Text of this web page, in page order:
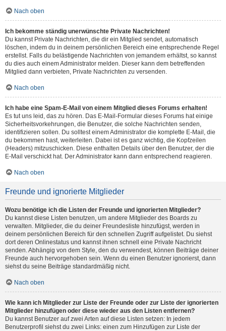
Nach oben
Ich bekomme ständig unerwünschte Private Nachrichten!
Du kannst Private Nachrichten, die dir ein Mitglied sendet, automatisch
löschen, indem du in deinem persönlichen Bereich eine entsprechende Regel
erstellst. Falls du belästigende Nachrichten von jemandem erhältst, so kannst
du dies auch einem Administrator melden. Dieser kann dem betreffenden
Mitglied dann verbieten, Private Nachrichten zu versenden.
Nach oben
Ich habe eine Spam-E-Mail von einem Mitglied dieses Forums erhalten!
Es tut uns leid, das zu hören. Das E-Mail-Formular dieses Forums hat einige
Sicherheitsvorkehrungen, die Benutzer, die solche Nachrichten senden,
identifizieren sollen. Du solltest einem Administrator die komplette E-Mail, die
du bekommen hast, weiterleiten. Dabei ist es ganz wichtig, die Kopfzeilen
(Headers) mitzuschicken. Diese enthalten Details über den Benutzer, der die
E-Mail verschickt hat. Der Administrator kann dann entsprechend reagieren.
Nach oben
Freunde und ignorierte Mitglieder
Wozu benötige ich die Listen der Freunde und ignorierten Mitglieder?
Du kannst diese Listen benutzen, um andere Mitglieder des Boards zu
verwalten. Mitglieder, die du deiner Freundesliste hinzufügst, werden in
deinem persönlichen Bereich für den schnellen Zugriff aufgelistet. Du siehst
dort deren Onlinestatus und kannst ihnen schnell eine Private Nachricht
senden. Abhängig von dem Style, den du verwendest, können Beiträge deiner
Freunde auch hervorgehoben sein. Wenn du einen Benutzer ignorierst, dann
siehst du seine Beiträge standardmäßig nicht.
Nach oben
Wie kann ich Mitglieder zur Liste der Freunde oder zur Liste der ignorierten
Mitglieder hinzufügen oder diese wieder aus den Listen entfernen?
Du kannst Benutzer auf zwei Arten auf diese Listen setzen: In jedem
Benutzerprofil siehst du zwei Links: einen zum Hinzufügen zur Liste der